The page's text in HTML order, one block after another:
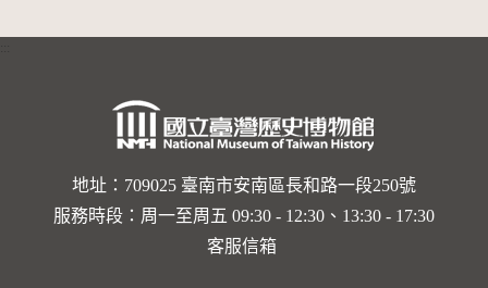
樹種原圖
地址：709025 臺南市安南區長和路一段250號
服務時段：周一至周五 09:30 - 12:30、13:30 - 17:30
客服信箱